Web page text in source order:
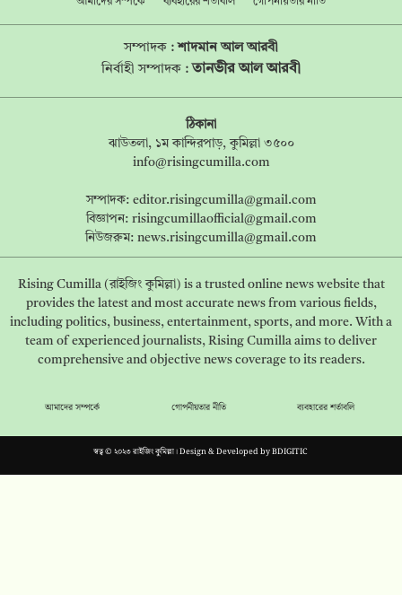
সম্পাদক :শাদমান আল আরবী
নির্বাহী সম্পাদক :তানভীর আল আরবী
ঠিকানা
ঝাউতলা, ১ম কান্দিরপাড়, কুমিল্লা ৩৫০০
info@risingcumilla.com
সম্পাদক: editor.risingcumilla@gmail.com
বিজ্ঞাপন: risingcumillaofficial@gmail.com
নিউজরুম: news.risingcumilla@gmail.com
Rising Cumilla (রাইজিং কুমিল্লা) is a trusted online news website that
provides the latest and most accurate news from various fields,
including politics, business, entertainment, sports, and more. With a
team of experienced journalists, Rising Cumilla aims to deliver
comprehensive and objective news coverage to its readers.
আমাদের সম্পর্কে গোপনীয়তার নীতি ব্যবহারের শর্তাবলি
স্বত্ব © ২০২৩ রাইজিং কুমিল্লা। Design & Developed byBDIGITIC